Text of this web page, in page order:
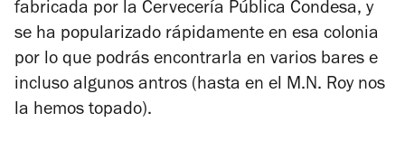
fabricada por la Cervecería Pública Condesa, y
se ha popularizado rápidamente en esa colonia
por lo que podrás encontrarla en varios bares e
incluso algunos antros (hasta en el M.N. Roy nos
la hemos topado).